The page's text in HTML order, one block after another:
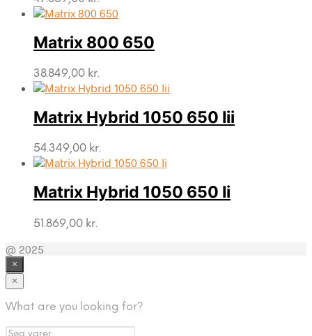
Matrix 800 650
38.849,00 kr.
Matrix Hybrid 1050 650 Iii
54.349,00 kr.
Matrix Hybrid 1050 650 Ii
51.869,00 kr.
@ 2025
×
×
What are you looking for?